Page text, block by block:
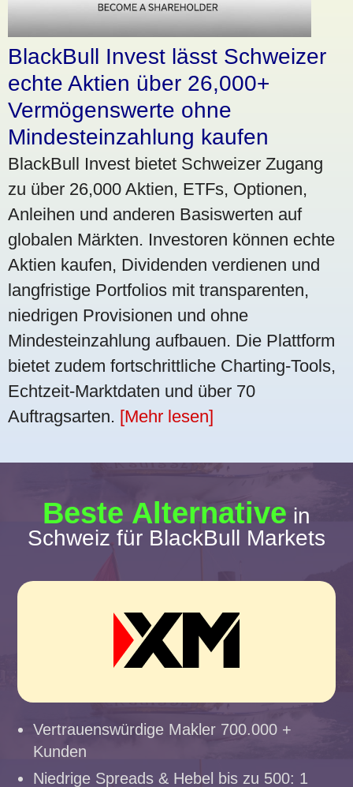
BlackBull Invest lässt Schweizer
echte Aktien über 26,000+
Vermögenswerte ohne
Mindesteinzahlung kaufen
BlackBull Invest bietet Schweizer Zugang
zu über 26,000 Aktien, ETFs, Optionen,
Anleihen und anderen Basiswerten auf
globalen Märkten. Investoren können echte
Aktien kaufen, Dividenden verdienen und
langfristige Portfolios mit transparenten,
niedrigen Provisionen und ohne
Mindesteinzahlung aufbauen. Die Plattform
bietet zudem fortschrittliche Charting-Tools,
Echtzeit-Marktdaten und über 70
Auftragsarten. [Mehr lesen]
Beste Alternative in
Schweiz für BlackBull Markets
Vertrauenswürdige Makler 700.000 +
Kunden
Niedrige Spreads & Hebel bis zu 500: 1